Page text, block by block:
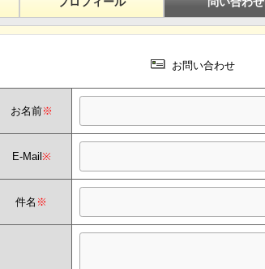
お問い合わせ
お名前※
E-Mail ※
件名 ※